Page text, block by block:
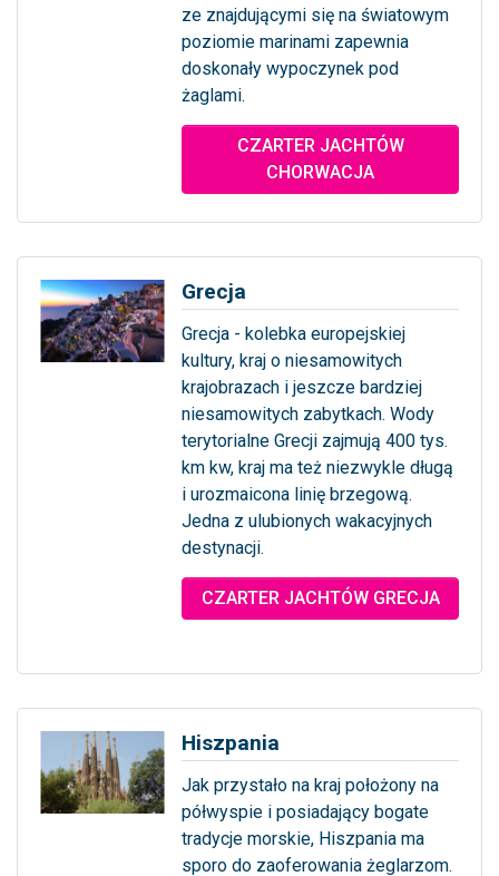
ze znajdującymi się na światowym
poziomie marinami zapewnia
doskonały wypoczynek pod
żaglami.
... więcejCZARTER JACHTÓW
CHORWACJA
Grecja
Grecja - kolebka europejskiej
kultury, kraj o niesamowitych
krajobrazach i jeszcze bardziej
niesamowitych zabytkach. Wody
terytorialne Grecji zajmują 400 tys.
km kw, kraj ma też niezwykle długą
i urozmaicona linię brzegową.
Jedna z ulubionych wakacyjnych
destynacji.
... więcej
CZARTER JACHTÓW GRECJA
Hiszpania
Jak przystało na kraj położony na
półwyspie i posiadający bogate
tradycje morskie, Hiszpania ma
sporo do zaoferowania żeglarzom.